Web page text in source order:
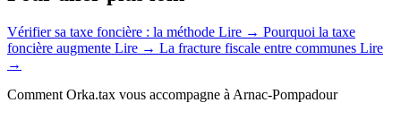
Vérifier sa taxe foncière : la méthode Lire → Pourquoi la taxe
foncière augmente Lire → La fracture fiscale entre communes Lire
→
Comment Orka.tax vous accompagne à Arnac-Pompadour